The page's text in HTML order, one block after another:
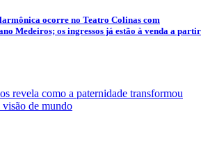
ocorre no Teatro Colinas com
Medeiros; os ingressos já estão à venda a partir